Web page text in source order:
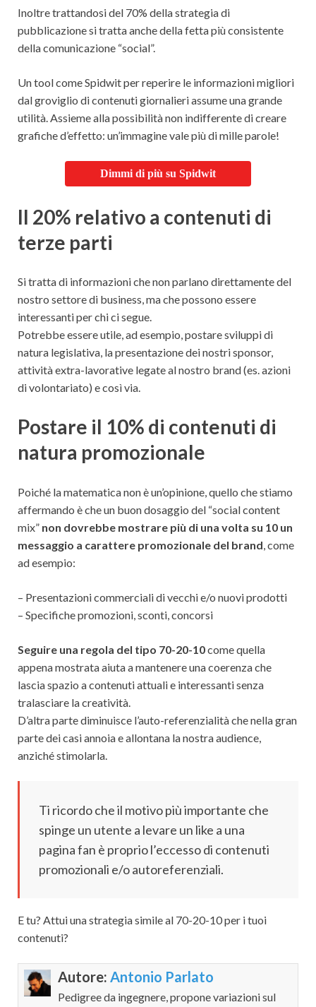
Inoltre trattandosi del 70% della strategia di
pubblicazione si tratta anche della fetta più consistente
della comunicazione “social”.
Un tool come Spidwit per reperire le informazioni migliori
dal groviglio di contenuti giornalieri assume una grande
utilità. Assieme alla possibilità non indifferente di creare
grafiche d’effetto: un’immagine vale più di mille parole!
Dimmi di più su Spidwit
Il 20% relativo a contenuti di
terze parti
Si tratta di informazioni che non parlano direttamente del
nostro settore di business, ma che possono essere
interessanti per chi ci segue.
Potrebbe essere utile, ad esempio, postare sviluppi di
natura legislativa, la presentazione dei nostri sponsor,
attività extra-lavorative legate al nostro brand (es. azioni
di volontariato) e così via.
Postare il 10% di contenuti di
natura promozionale
Poiché la matematica non è un’opinione, quello che stiamo
affermando è che un buon dosaggio del “social content
mix” non dovrebbe mostrare più di una volta su 10 un
messaggio a carattere promozionale del brand , come
ad esempio:
– Presentazioni commerciali di vecchi e/o nuovi prodotti
– Specifiche promozioni, sconti, concorsi
Seguire una regola del tipo 70-20-10come quella
appena mostrata aiuta a mantenere una coerenza che
lascia spazio a contenuti attuali e interessanti senza
tralasciare la creatività.
D’altra parte diminuisce l’auto-referenzialità che nella gran
parte dei casi annoia e allontana la nostra audience,
anziché stimolarla.
Ti ricordo che il motivo più importante che
spinge un utente a levare un like a una
pagina fan è proprio l’eccesso di contenuti
promozionali e/o autoreferenziali.
E tu? Attui una strategia simile al 70-20-10 per i tuoi
contenuti?
Autore: Antonio Parlato
Pedigree da ingegnere, propone variazioni sul